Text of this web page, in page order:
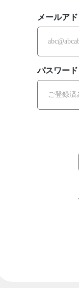
メールア
パスワード